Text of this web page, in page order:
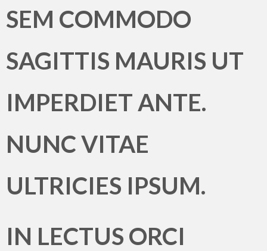
SEM COMMODO
SAGITTIS MAURIS UT
IMPERDIET ANTE.
NUNC VITAE
ULTRICIES IPSUM.
IN LECTUS ORCI